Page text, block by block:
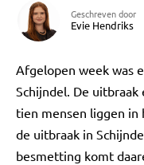
Geschreven door
Evie Hendriks
Afgelopen week was
Schijndel. De
tien mensen liggen in
de uitbraak in
besmetting komt